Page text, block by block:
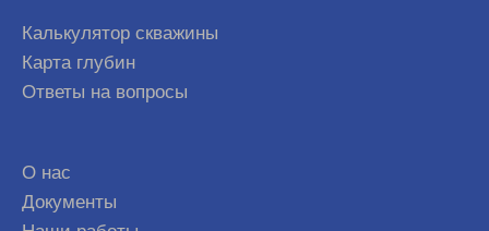
Калькулятор скважины
Карта глубин
Ответы на вопросы
О нас
Документы